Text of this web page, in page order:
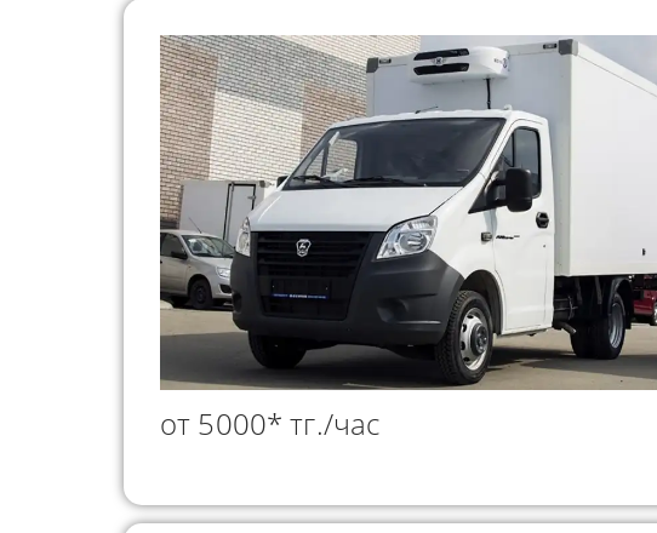
от 5000* тг./час